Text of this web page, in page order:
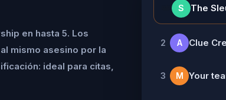
en hasta 5. Los
mismo asesino por la
ideal para citas,
S The
2 A Clue
3 M Your